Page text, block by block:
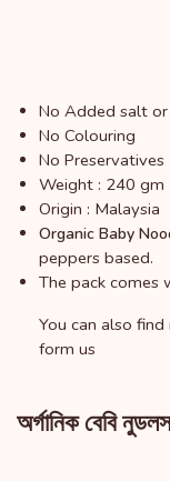
No Added salt
No Colouring
No Preservatives
Weight : 240 gm
Origin : Malaysia
Organic Baby
peppers based.
The pack comes
You can also
form us
অর্গানিক বেবি নুডলস